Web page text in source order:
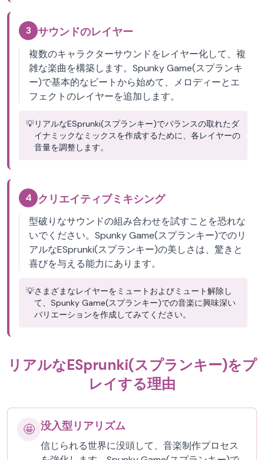
3 サウンドのレイヤー
複数のキャラクターサウンドをレイヤー化して、複
雑な楽曲を構築します。Spunky Game(スプランキ
ー)で基本的なビートから始めて、メロディーとエ
フェクトのレイヤーを追加します。
💡リアルなESprunki(スプランキー)でバランスの取れたダ
イナミックなミックスを作成するために、各レイヤーの
音量を調整します。
4 クリエイティブミキシング
型破りなサウンドの組み合わせを試すことを恐れな
いでください。Spunky Game(スプランキー)でのリ
アルなESprunki(スプランキー)の美しさは、驚きと
喜びを与える能力にあります。
💡さまざまなレイヤーをミュートおよびミュート解除し
て、Spunky Game(スプランキー)での音楽に興味深い
バリエーションを作成してみてください。
リアルなESprunki(スプランキー)をプ
レイする理由
🤩 没入型リアリズム
信じられる世界に没頭して、音楽制作プロセス